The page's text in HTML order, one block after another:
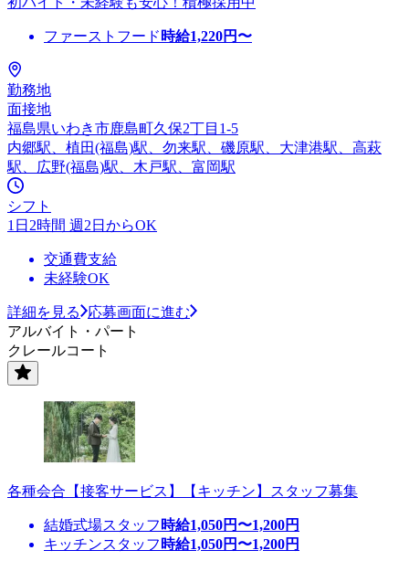
ファーストフード 時給1,220円〜
勤務地
面接地
福島県いわき市鹿島町久保2丁目1-5
内郷駅、植田(福島)駅、勿来駅、磯原駅、大津港駅、高萩
駅、広野(福島)駅、木戸駅、富岡駅
シフト
1日2時間 週2日からOK
交通費支給
未経験OK
詳細を見る
応募画面に進む
アルバイト・パート
クレールコート
各種会合【接客サービス】【キッチン】スタッフ募集
結婚式場スタッフ 時給1,050円〜1,200円
キッチンスタッフ 時給1,050円〜1,200円